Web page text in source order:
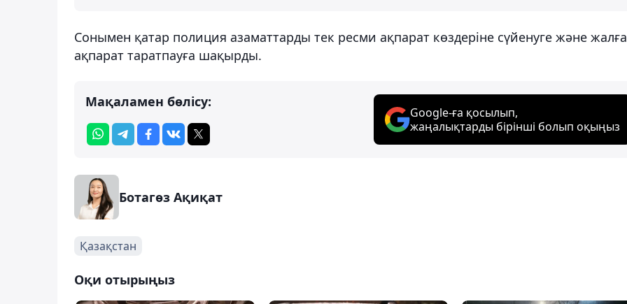
Сонымен қатар полиция азаматтарды тек ресми ақпарат көздеріне сүйенуге және
ақпарат таратпауға шақырды.
Мақаламен бөлісу:
Google-ға қосылып,
жаңалықтарды бірінші болып оқыңыз
Ботагөз Ақиқат
Қазақстан
Оқи отырыңыз